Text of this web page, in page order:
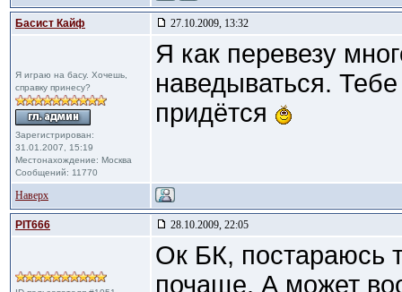
Басист Кайф 27.10.2009, 13:32
Я играю на басу. Хочешь,
справку принесу?
Зарегистрирован:
31.01.2007, 15:19
Местонахождение: Москва
Сообщений: 11770
Я как перевезу
наведываться.
придётся
Наверх
PIT666 28.10.2009, 22:05
Ок БК, постараюсь
почаще. А может